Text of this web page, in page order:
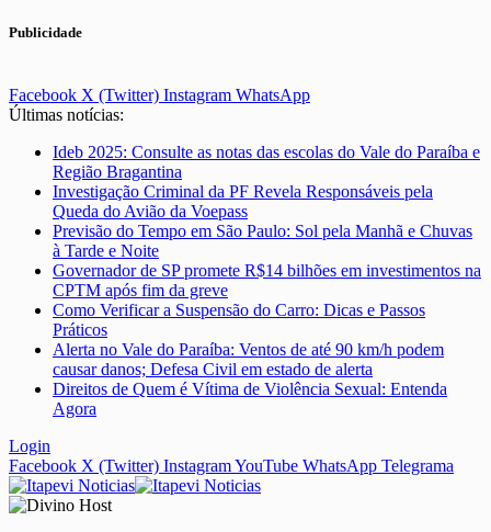
Publicidade
Facebook X (Twitter) Instagram WhatsApp
Últimas notícias:
Ideb 2025: Consulte as notas das escolas do Vale do Paraíba e
Região Bragantina
Investigação Criminal da PF Revela Responsáveis pela
Queda do Avião da Voepass
Previsão do Tempo em São Paulo: Sol pela Manhã e Chuvas
à Tarde e Noite
Governador de SP promete R$14 bilhões em investimentos na
CPTM após fim da greve
Como Verificar a Suspensão do Carro: Dicas e Passos
Práticos
Alerta no Vale do Paraíba: Ventos de até 90 km/h podem
causar danos; Defesa Civil em estado de alerta
Direitos de Quem é Vítima de Violência Sexual: Entenda
Agora
Login
Facebook X (Twitter) InstagramYouTube WhatsApp Telegrama